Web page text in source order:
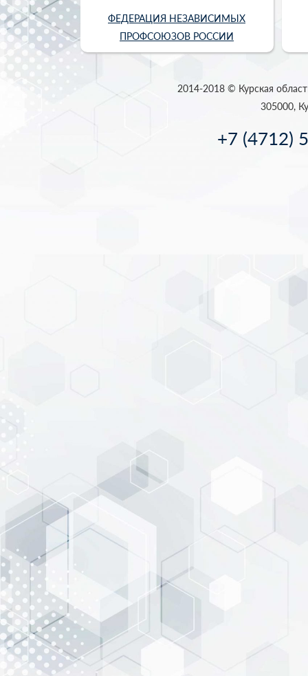
ФЕДЕРАЦИЯ НЕЗАВИСИМЫХ
ПРОФСОЮЗОВ РОССИИ
2014-2018 © Курская
305000,
+7 (4712)